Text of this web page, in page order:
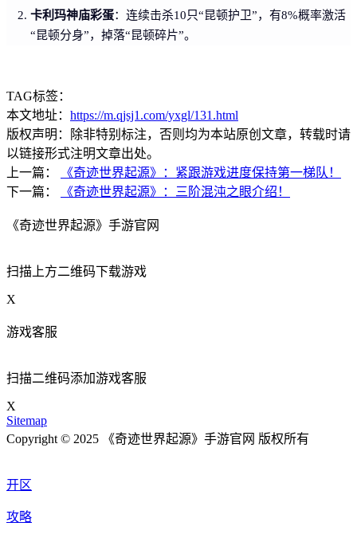
卡利玛神庙彩蛋：连续击杀10只“昆顿护卫”，有8%概率激活
“昆顿分身”，掉落“昆顿碎片”。
TAG标签：
本文地址： https://m.qjsj1.com/yxgl/131.html
版权声明：除非特别标注，否则均为本站原创文章，转载时请
以链接形式注明文章出处。
上一篇：
《奇迹世界起源》：紧跟游戏进度保持第一梯队！
下一篇：
《奇迹世界起源》：三阶混沌之眼介绍！
《奇迹世界起源》手游官网
扫描上方二维码下载游戏
X
游戏客服
扫描二维码添加游戏客服
X
Sitemap
Copyright © 2025 《奇迹世界起源》手游官网 版权所有
开区
攻略